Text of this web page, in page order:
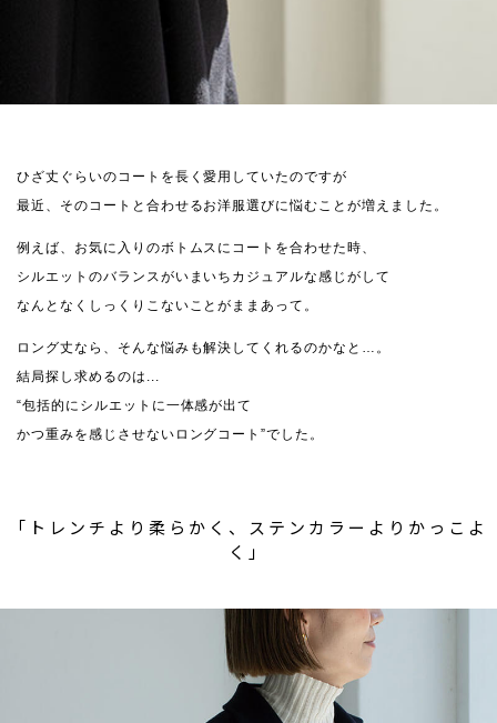
ひざ丈ぐらいのコートを長く愛用していたのですが
最近、そのコートと合わせるお洋服選びに悩むことが増えました。
例えば、お気に入りのボトムスにコートを合わせた時、
シルエットのバランスがいまいちカジュアルな感じがして
なんとなくしっくりこないことがままあって。
ロング丈なら、そんな悩みも解決してくれるのかなと…。
結局探し求めるのは...
“包括的にシルエットに一体感が出て
かつ重みを感じさせないロングコート”でした。
「トレンチより柔らかく、ステンカラーよりかっこよ
く」